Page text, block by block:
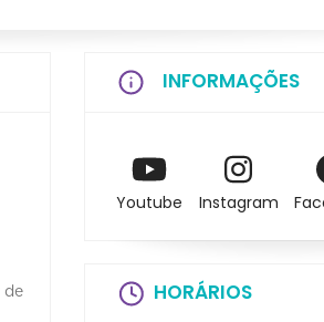
de
INFORMAÇÕES
Youtube Instagram
HORÁRIOS